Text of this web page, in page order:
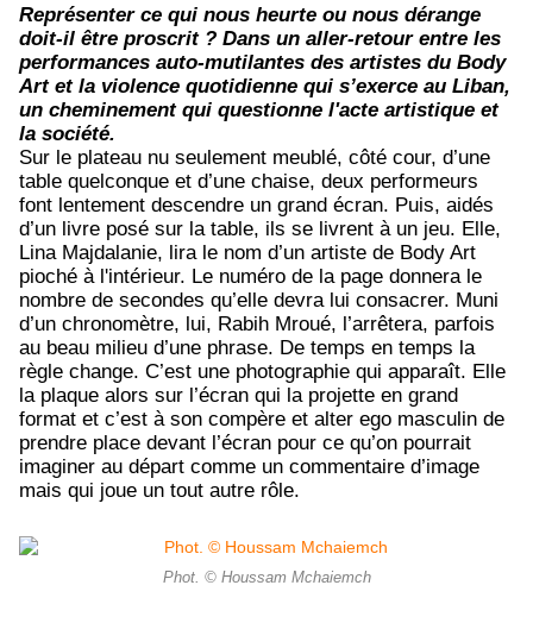
Représenter ce qui nous heurte ou nous dérange
doit-il être proscrit ? Dans un aller-retour entre les
performances auto-mutilantes des artistes du Body
Art et la violence quotidienne qui s’exerce au Liban,
un cheminement qui questionne l'acte artistique et
la société.
Sur le plateau nu seulement meublé, côté cour, d’une
table quelconque et d’une chaise, deux performeurs
font lentement descendre un grand écran. Puis, aidés
d’un livre posé sur la table, ils se livrent à un jeu. Elle,
Lina Majdalanie, lira le nom d’un artiste de Body Art
pioché à l'intérieur. Le numéro de la page donnera le
nombre de secondes qu’elle devra lui consacrer. Muni
d’un chronomètre, lui, Rabih Mroué, l’arrêtera, parfois
au beau milieu d’une phrase. De temps en temps la
règle change. C’est une photographie qui apparaît. Elle
la plaque alors sur l’écran qui la projette en grand
format et c’est à son compère et alter ego masculin de
prendre place devant l’écran pour ce qu’on pourrait
imaginer au départ comme un commentaire d’image
mais qui joue un tout autre rôle.
Phot. © Houssam Mchaiemch